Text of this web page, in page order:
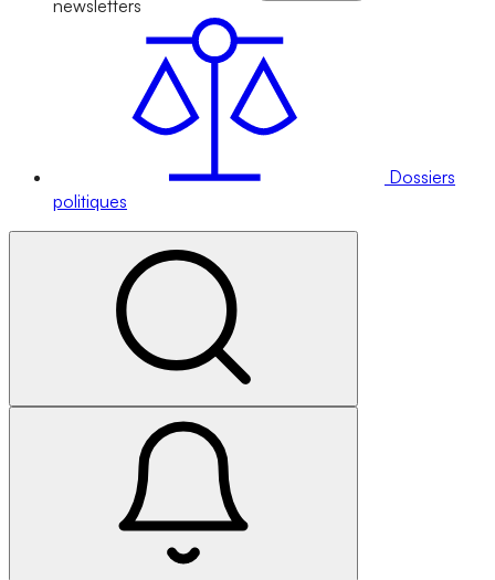
newsletters
Dossiers
politiques